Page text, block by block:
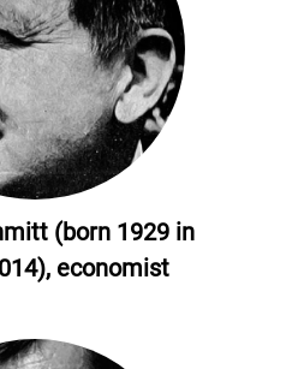
(born 1929 in
economist